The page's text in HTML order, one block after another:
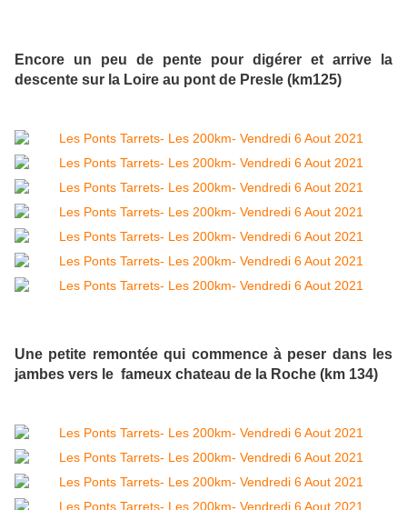
Encore un peu de pente pour digérer et arrive la
descente sur la Loire au pont de Presle (km125)
Une petite remontée qui commence à peser dans les
jambes vers le fameux chateau de la Roche (km 134)